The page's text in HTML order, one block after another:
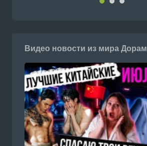
Видео новости из мира Дорам